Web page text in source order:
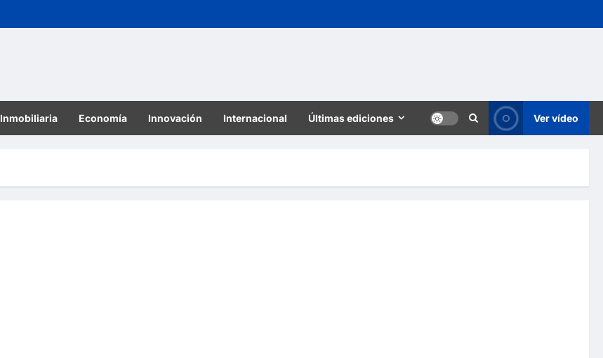
Inmobiliaria Economía Innovación Internacional Últimas ediciones Ver vídeo